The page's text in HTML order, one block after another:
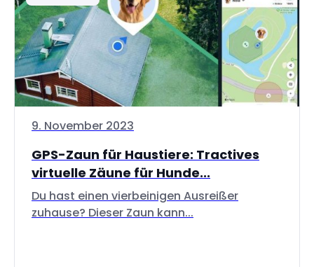
9. November 2023
GPS-Zaun für Haustiere: Tractives
virtuelle Zäune für Hunde...
Du hast einen vierbeinigen Ausreißer
zuhause? Dieser Zaun kann...